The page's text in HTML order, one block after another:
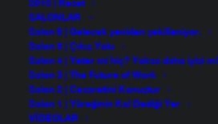
2010 | Reset
SALONLAR
Salon 6 | Gelecek yeniden şekilleniyor.
Salon 5 | Çıkış Yolu
Salon 4 | Yeter mi hiç? Yoksa daha iyisi
Salon 3 | The Future of Work
Salon 2 | Cesaretini Konuştur
Salon 1 | Yüreğinin Kal Dediği Yer
VIDEOLAR